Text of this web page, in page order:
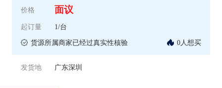
价格 面议
起订量 1/台
货源所属商家已经过真实性核验 0人想买
发货地 广东深圳